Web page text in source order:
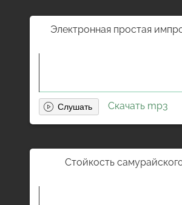
Электронная простая
Скачать mp3
Стойкость